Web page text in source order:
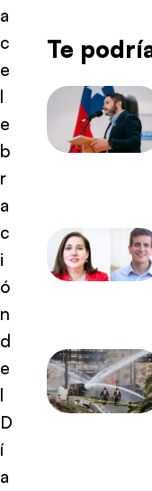
a
c
e
l
e
b
r
a
c
i
ó
n
d
e
l
D
í
a
Te